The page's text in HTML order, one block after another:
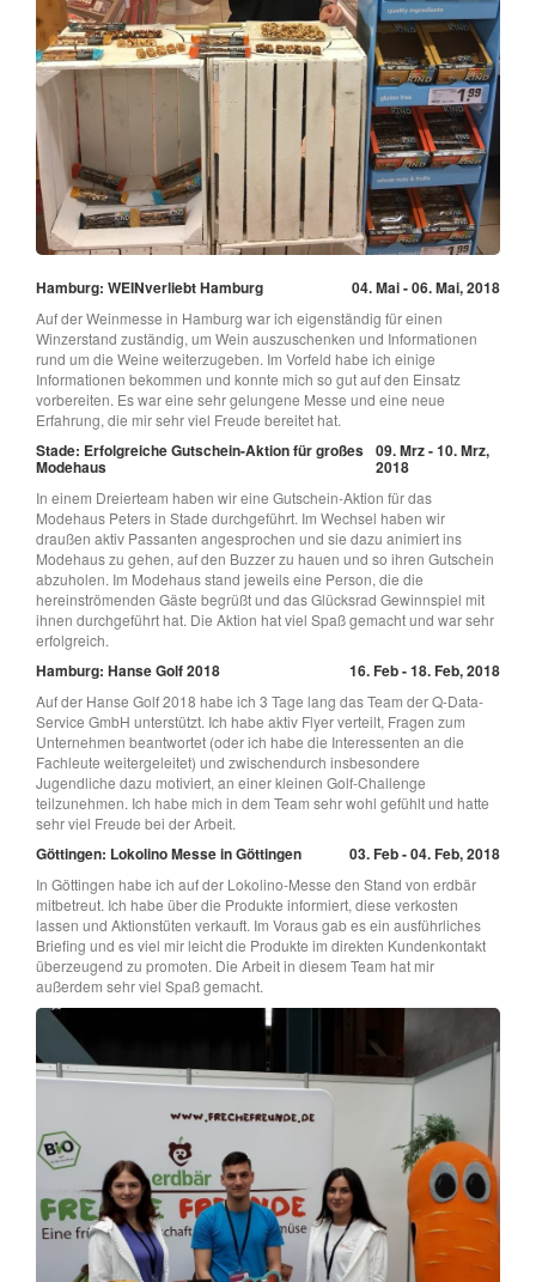
Hamburg: WEINverliebt Hamburg 04. Mai - 06. Mai, 2018
Auf der Weinmesse in Hamburg war ich eigenständig für einen
Winzerstand zuständig, um Wein auszuschenken und Informationen
rund um die Weine weiterzugeben. Im Vorfeld habe ich einige
Informationen bekommen und konnte mich so gut auf den Einsatz
vorbereiten. Es war eine sehr gelungene Messe und eine neue
Erfahrung, die mir sehr viel Freude bereitet hat.
Stade: Erfolgreiche Gutschein-Aktion für großes
Modehaus
09. Mrz - 10. Mrz,
2018
In einem Dreierteam haben wir eine Gutschein-Aktion für das
Modehaus Peters in Stade durchgeführt. Im Wechsel haben wir
draußen aktiv Passanten angesprochen und sie dazu animiert ins
Modehaus zu gehen, auf den Buzzer zu hauen und so ihren Gutschein
abzuholen. Im Modehaus stand jeweils eine Person, die die
hereinströmenden Gäste begrüßt und das Glücksrad Gewinnspiel mit
ihnen durchgeführt hat. Die Aktion hat viel Spaß gemacht und war sehr
erfolgreich.
Hamburg: Hanse Golf 2018 16. Feb - 18. Feb, 2018
Auf der Hanse Golf 2018 habe ich 3 Tage lang das Team der Q-Data-
Service GmbH unterstützt. Ich habe aktiv Flyer verteilt, Fragen zum
Unternehmen beantwortet (oder ich habe die Interessenten an die
Fachleute weitergeleitet) und zwischendurch insbesondere
Jugendliche dazu motiviert, an einer kleinen Golf-Challenge
teilzunehmen. Ich habe mich in dem Team sehr wohl gefühlt und hatte
sehr viel Freude bei der Arbeit.
Göttingen: Lokolino Messe in Göttingen 03. Feb - 04. Feb, 2018
In Göttingen habe ich auf der Lokolino-Messe den Stand von erdbär
mitbetreut. Ich habe über die Produkte informiert, diese verkosten
lassen und Aktionstüten verkauft. Im Voraus gab es ein ausführliches
Briefing und es viel mir leicht die Produkte im direkten Kundenkontakt
überzeugend zu promoten. Die Arbeit in diesem Team hat mir
außerdem sehr viel Spaß gemacht.